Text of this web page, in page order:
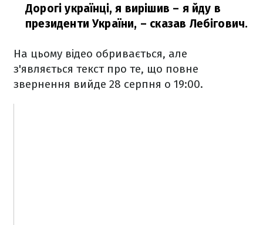
Дорогі українці, я вирішив – я йду в
президенти України, – сказав Лебігович.
На цьому відео обривається, але
з'являється текст про те, що повне
звернення вийде 28 серпня о 19:00.